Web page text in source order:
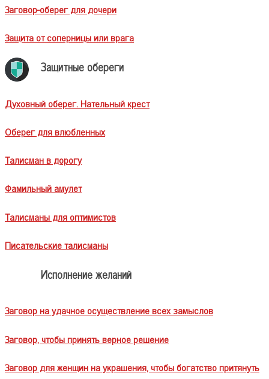
Заговор-оберег для дочери
Защита от соперницы или врага
Защитные обереги
Духовный оберег. Нательный крест
Оберег для влюбленных
Талисман в дорогу
Фамильный амулет
Талисманы для оптимистов
Писательские талисманы
Исполнение желаний
Заговор на удачное осуществление всех замыслов
Заговор, чтобы принять верное решение
Заговор для женщин на украшения, чтобы богатство притянуть